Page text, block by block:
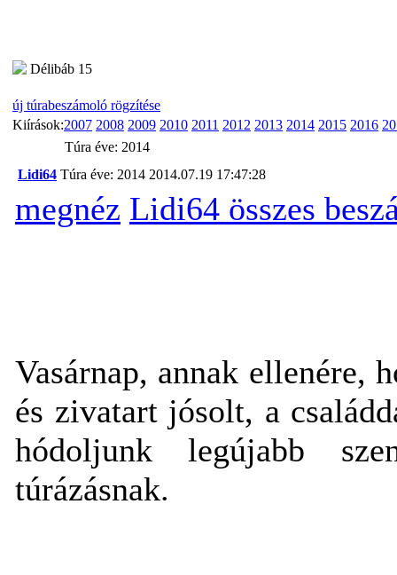
Délibáb 15
új túrabeszámoló rögzítése
Kiírások:2007 2008 2009 2010 2011 2012 2013 2014 2015 2016
Túra éve: 2014
Lidi64 Túra éve: 2014 2014.07.19 17:47:28
megnéz Lidi64 összes
Vasárnap, annak ellenére,
és zivatart jósolt, a
hódoljunk legújabb
túrázásnak.